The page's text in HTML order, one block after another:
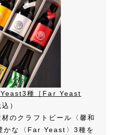
種［Far Yeast
）
のクラフトビール〈馨和
かな〈Far Yeast〉3種を